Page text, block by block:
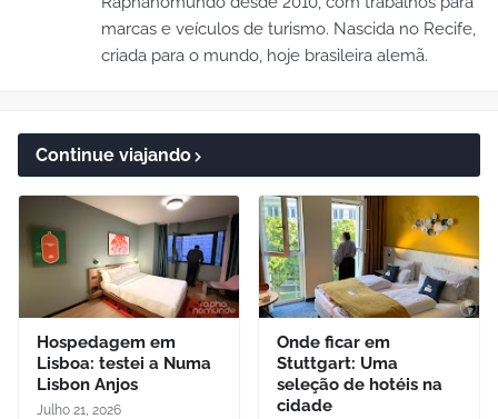
marcas e veículos de turismo. Nascida no Recife,
criada para o mundo, hoje brasileira alemã.
Continue viajando
Hospedagem em
Lisboa: testei a Numa
Lisbon Anjos
Julho 21, 2026
Onde ficar em
Stuttgart: Uma
seleção de hotéis na
cidade